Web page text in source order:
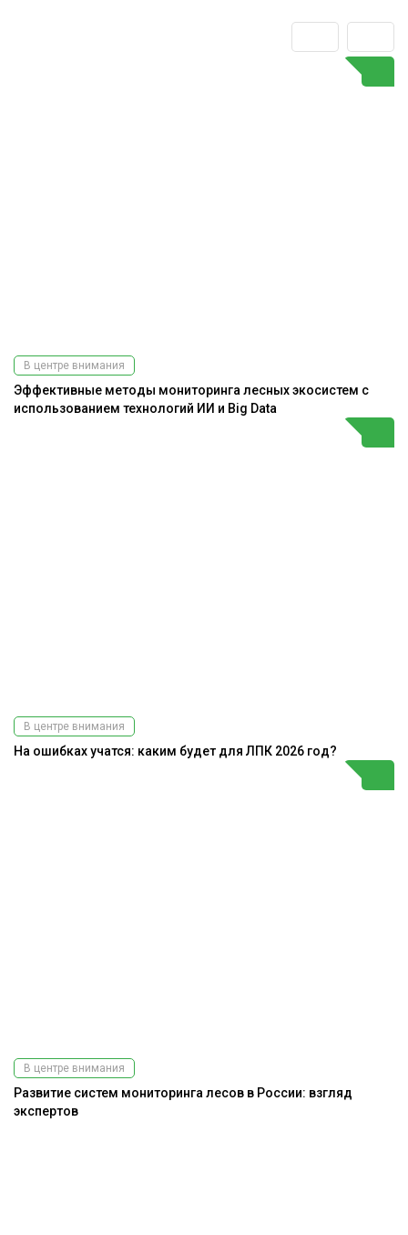
В центре внимания
Эффективные методы мониторинга лесных экосистем с
использованием технологий ИИ и Big Data
В центре внимания
На ошибках учатся: каким будет для ЛПК 2026 год?
В центре внимания
Развитие систем мониторинга лесов в России: взгляд
экспертов